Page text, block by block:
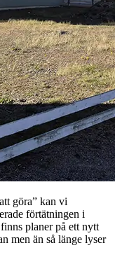
göra” kan vi
förtätningen i
planer på ett nytt
men än så länge lyser